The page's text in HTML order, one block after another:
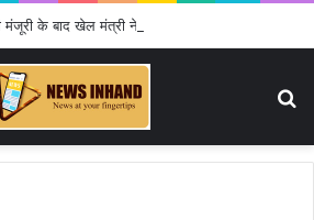
के बाद खेल मंत्री ने दी जानकारी